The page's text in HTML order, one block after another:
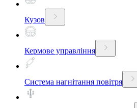
Кузов
Кермове управління
Система нагнітання повітря